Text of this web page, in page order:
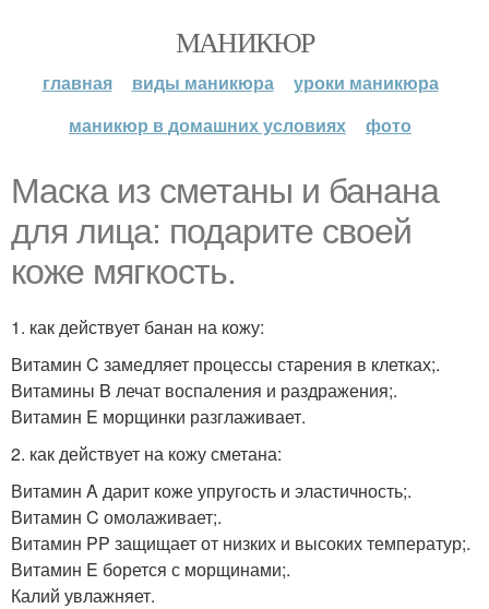
МАНИКЮР
главная виды маникюра
уроки маникюра
маникюр в домашних условиях
фото
Маска из сметаны и банана
для лица: подарите своей
коже мягкость.
1. как действует банан на кожу:
Витамин C замедляет процессы старения в клетках;.
Витамины B лечат воспаления и раздражения;.
Витамин E морщинки разглаживает.
2. как действует на кожу сметана:
Витамин A дарит коже упругость и эластичность;.
Витамин C омолаживает;.
Витамин PP защищает от низких и высоких температур;.
Витамин E борется с морщинами;.
Калий увлажняет.